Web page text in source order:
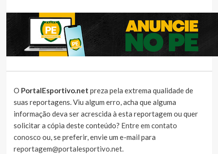
O PortalEsportivo.net preza pela extrema qualidade de
suas reportagens. Viu algum erro, acha que alguma
informação deva ser acrescida à esta reportagem ou quer
solicitar a cópia deste conteúdo? Entre em contato
conosco ou, se preferir, envie um e-mail para
reportagem@portalesportivo.net.